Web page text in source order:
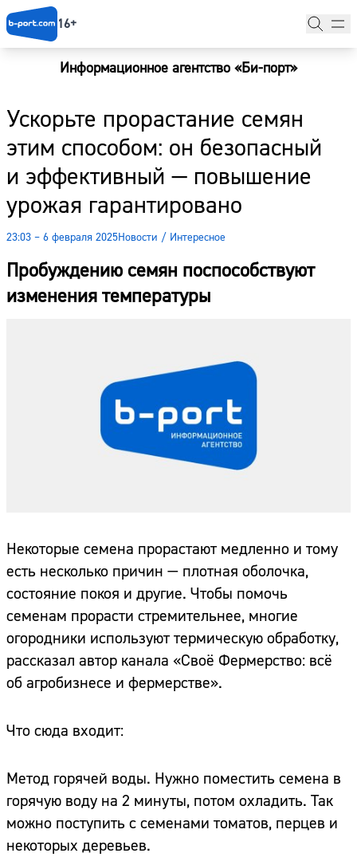
16+
Информационное агентство «Би-порт»
Ускорьте прорастание семян
этим способом: он безопасный
и эффективный — повышение
урожая гарантировано
23:03 – 6 февраля 2025Новости / Интересное
Пробуждению семян поспособствуют
изменения температуры
Некоторые семена прорастают медленно и тому
есть несколько причин — плотная оболочка,
состояние покоя и другие. Чтобы помочь
семенам прорасти стремительнее, многие
огородники используют термическую обработку,
рассказал автор канала «Своё Фермерство: всё
об агробизнесе и фермерстве».
Что сюда входит:
Метод горячей воды. Нужно поместить семена в
горячую воду на 2 минуты, потом охладить. Так
можно поступить с семенами томатов, перцев и
некоторых деревьев.
Новости
Наши гости
Фоторепортажи
Погода
Курсы валют